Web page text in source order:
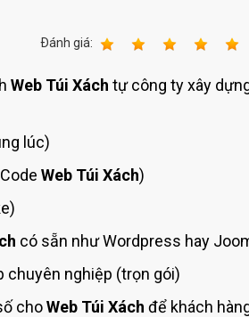
Ðánh giá:
Web Túi Xách tự công ty xây
lúc)
Web Túi Xách)
có sẵn như Wordpress hay
chuyên nghiệp (trọn gói)
choWeb Túi Xách để khách